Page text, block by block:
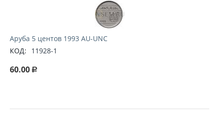
Аруба 5 центов 1993 AU-UNC
КОД:
11928-1
60.00 Р